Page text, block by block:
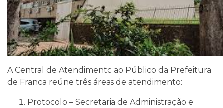
A Central de Atendimento ao Público da Prefeitura
de Franca reúne três áreas de atendimento:
Protocolo – Secretaria de Administração e